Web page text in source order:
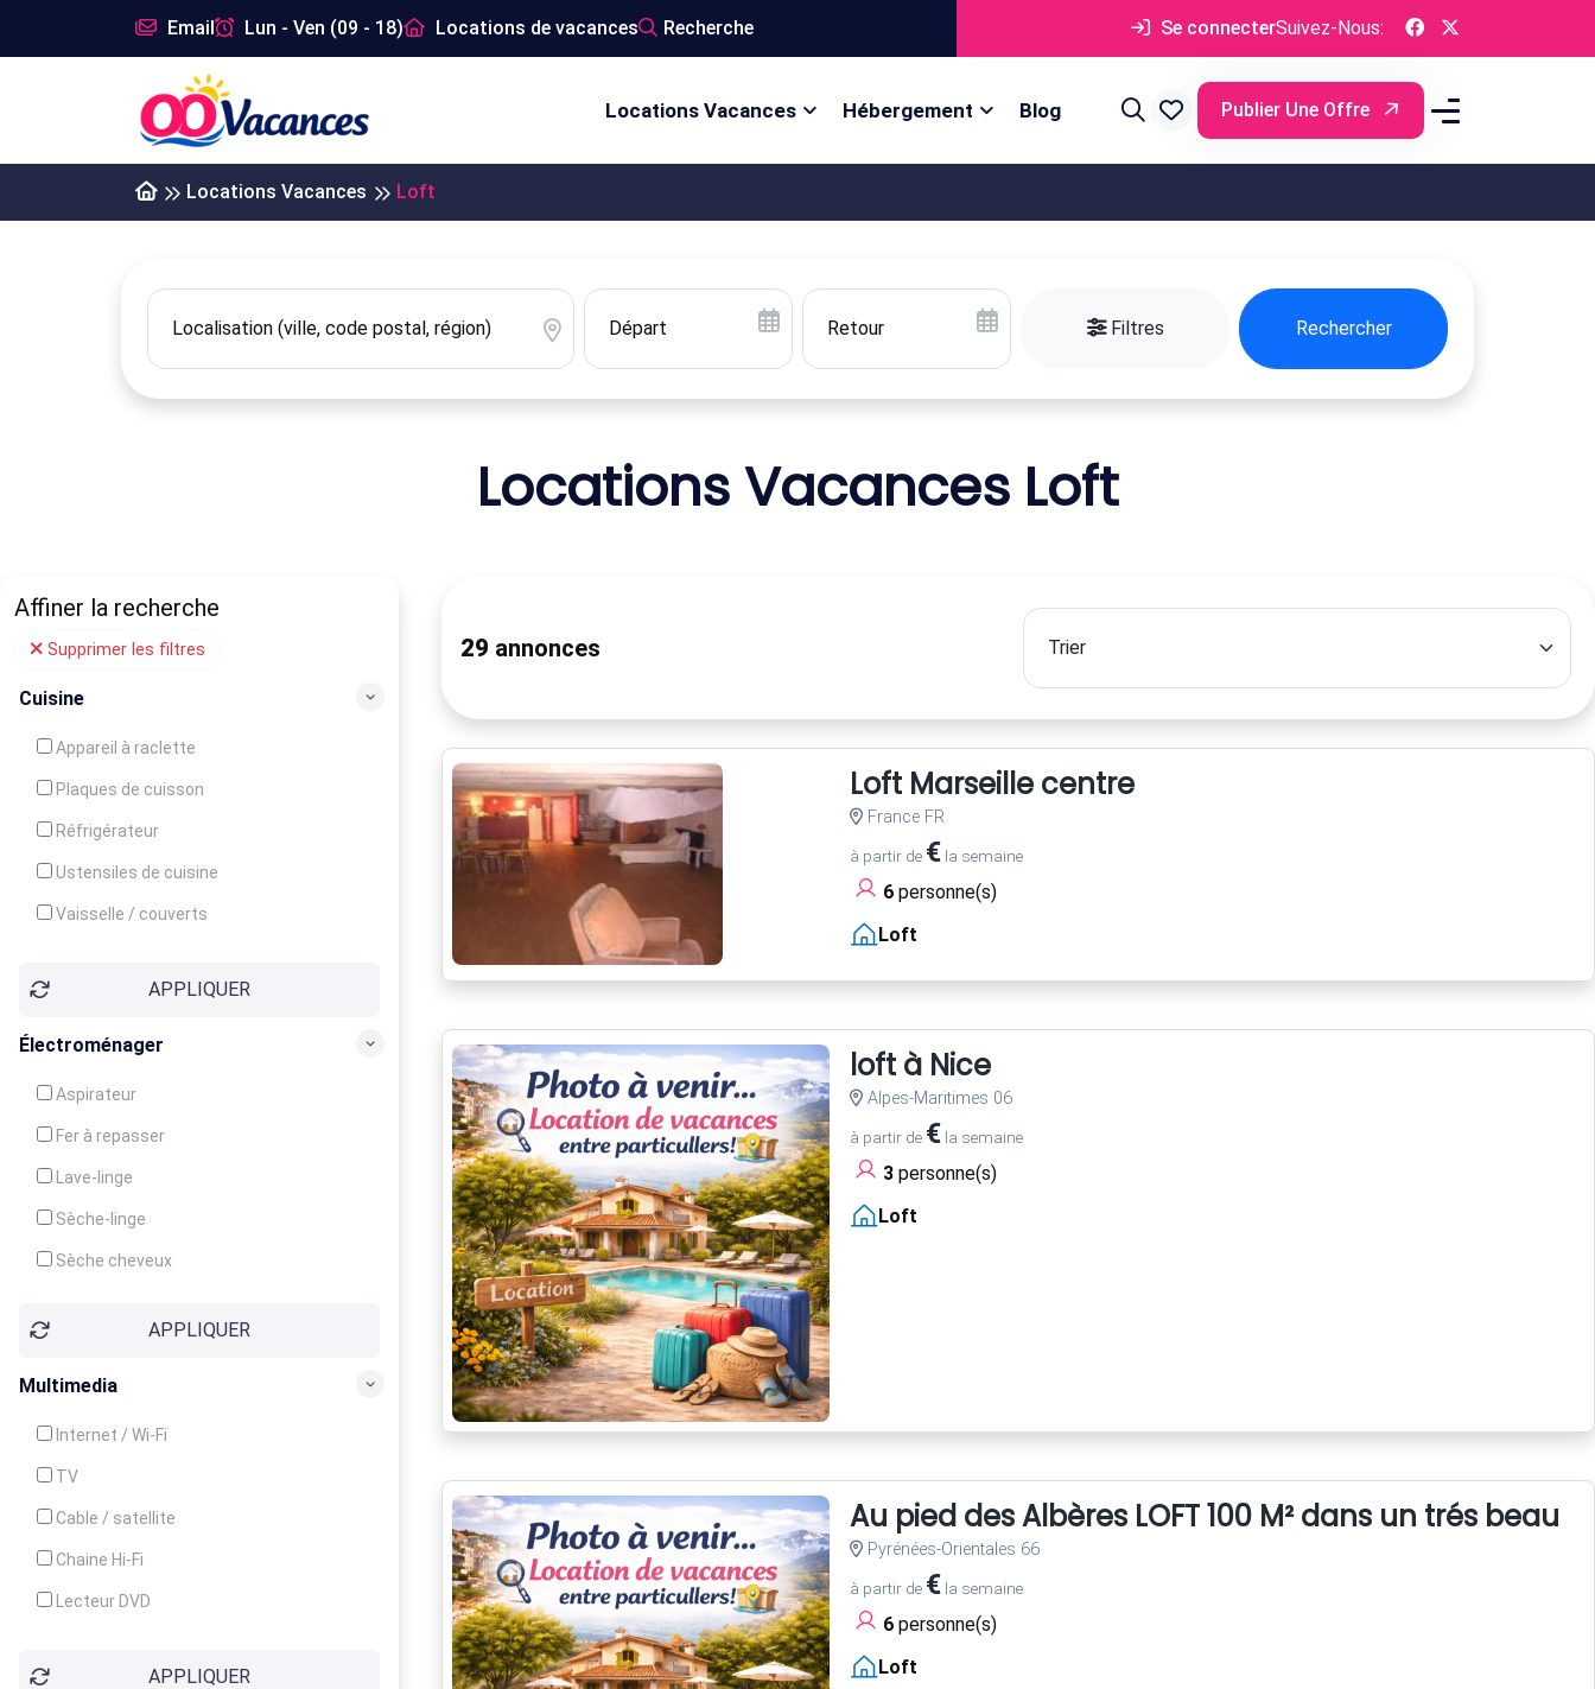
Email Lun - Ven (09 - 18) Locations de vacances Recherche Se connecterSuivez-Nous:
Locations Vacances Hébergement Blog Publier Une Offre
Locations Vacances Loft
Filtres Rechercher
Locations Vacances Loft
Affiner la recherche
Supprimer les filtres
Cuisine
Appareil à raclette
Plaques de cuisson
Réfrigérateur
Ustensiles de cuisine
Vaisselle / couverts
Congélateur
APPLIQUER
Électroménager
Aspirateur
Fer à repasser
Lave-linge
Sèche-linge
Sèche cheveux
APPLIQUER
Multimedia
Internet / Wi-Fi
TV
Cable / satellite
Chaine Hi-Fi
Lecteur DVD
APPLIQUER
29 annonces
Loft Marseille centre
France FR
à partir de €la semaine
6personne(s)
Loft
loft à Nice
Alpes-Maritimes 06
à partir de €la semaine
3personne(s)
Loft
Au pied des Albères LOFT 100 M² dans un trés beau
Pyrénées-Orientales 66
à partir de €la semaine
6personne(s)
Loft